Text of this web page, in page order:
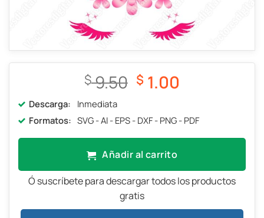
$9.50 El
original
era:
$ 9.50.
$ 1.00
actual
es:
Descarga:
Inmediata
Formatos: SVG - AI - EPS - DXF - PNG - PDF
Añadir al carrito
Ó suscríbete para descargar todos los productos
gratis